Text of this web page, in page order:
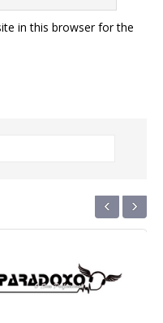
in this browser for the
‹ ›